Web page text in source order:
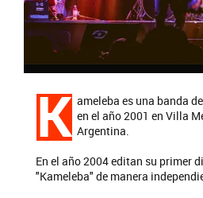
K ameleba es una banda
en el año 2001 en Villa
Argentina.
En el año 2004 editan su primer
"Kameleba" de manera